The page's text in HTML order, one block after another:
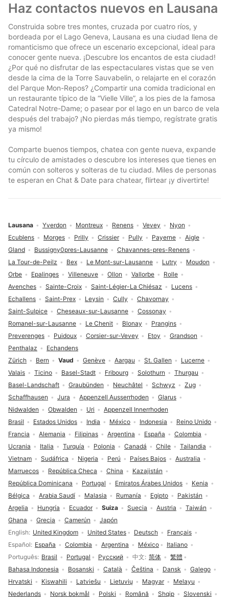
Haz contactos nuevos en Lausana
Construida sobre tres montes, cruzada por cuatro ríos, y
bordeada por el Lago Geneva, Lausana es una ciudad llena de
romanticismo que ofrece un escenario excepcional, ideal para
conocer gente nueva. ¡Descubre los encantos de esta ciudad!
¿Por qué no disfrutar de las espectaculares vistas que se ven
desde la cima de la Torre Sauvabelin, o relajarte en el corazón
del Parque Mon-Repos? ¿Compartir una comida tradicional en
un restaurante típico de la “Vielle Ville”, a los pies de la famosa
Catedral Notre-Dame; o pasear por el lago en un barco de vela
después del trabajo? ¡No pierdas más tiempo, regístrate gratis
ya mismo!
Comparte buenos tiempos, chatea con gente nueva, expande
tu círculo de amistades o descubre los intereses que tienes en
común con solteros y solteras de tu ciudad. Miles de personas
te esperan en Chat & Date para chatear, flirtear ¡y divertirte!
Selección de idioma
English United Kingdom United States Deutsch
Français
Español
España Colombia Argentina México
Italiano
Português Brasil Portugal Русский 中文 简体
繁體
Bahasa Indonesia
Bosanski Català Čeština Dansk
Galego
Hrvatski
Kiswahili Latviešu Lietuvių Magyar
Melayu
Nederlands
Norsk bokmål Polski Română Shqip Slovenski
Brasil Estados Unidos India México Indonesia
Reino Unido
Francia
Alemania Filipinas Argentina España
Colombia
Ucrania
Italia Turquía Polonia Canadá Chile
Tailandia
Vietnam
Sudáfrica Nigeria Perú Países Bajos
Australia
Marruecos
República Checa China
Kazajistán
República Dominicana
Portugal Emiratos Árabes Unidos
Kenia
Bélgica
Arabia Saudí Malasia Rumanía Egipto
Pakistán
Argelia
Hungría Ecuador Suiza Suecia Austria
Taiwán
Ghana
Grecia Camerún Japón
Zürich Bern Vaud Genève Aargau St. Gallen
Lucerne
Valais
Ticino Basel-Stadt Fribourg Solothurn
Thurgau
Basel-Landschaft
Graubünden Neuchâtel Schwyz
Zug
Schaffhausen
Jura Appenzell Ausserrhoden
Glarus
Nidwalden
Obwalden Uri Appenzell Innerrhoden
Lausana Yverdon Montreux Renens Vevey
Nyon
Ecublens
Morges Prilly Crissier Pully Payerne
Aigle
Gland
Bussigny0pres-Lausanne
Chavannes-pres-Renens
La Tour-de-Peilz
Bex Le Mont-sur-Lausanne Lutry
Moudon
Orbe
Epalinges Villeneuve Ollon Vallorbe
Rolle
Avenches
Sainte-Croix Saint-Légier-La Chiésaz
Lucens
Echallens
Saint-Prex Leysin Cully
Chavornay
Saint-Sulpice
Cheseaux-sur-Lausanne
Cossonay
Romanel-sur-Lausanne
Le Chenit Blonay
Prangins
Preverenges
Puidoux Corsier-sur-Vevey Etoy
Grandson
Penthalaz
Echandens